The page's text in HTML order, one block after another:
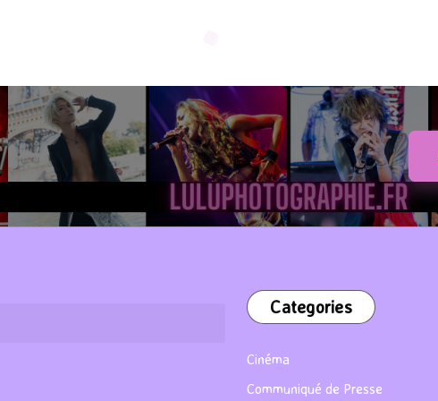
Categories
Cinéma
Communiqué de Presse